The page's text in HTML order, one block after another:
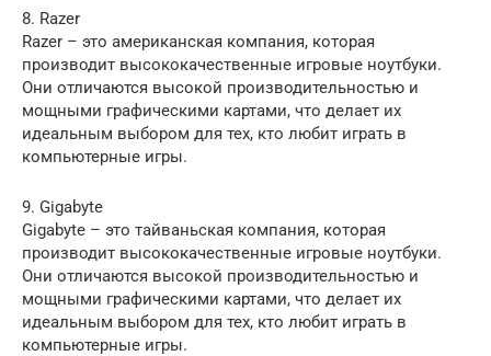
8. Razer
Razer – это американская компания, которая
производит высококачественные игровые ноутбуки.
Они отличаются высокой производительностью и
мощными графическими картами, что делает их
идеальным выбором для тех, кто любит играть в
компьютерные игры.
9. Gigabyte
Gigabyte – это тайваньская компания, которая
производит высококачественные игровые ноутбуки.
Они отличаются высокой производительностью и
мощными графическими картами, что делает их
идеальным выбором для тех, кто любит играть в
компьютерные игры.